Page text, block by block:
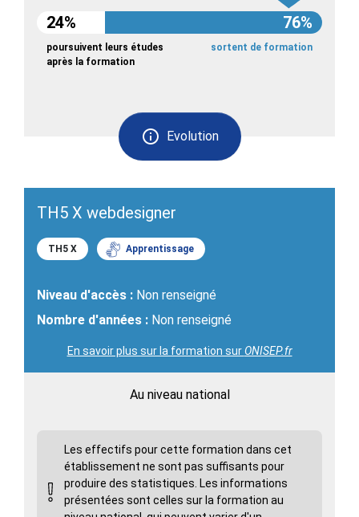
Evolution
24% 76%
poursuivent leurs études
après la formation
sortent de formation
TH5 X webdesigner
TH5 X Apprentissage
Niveau d'accès : Non renseigné
Nombre d'années : Non renseigné
En savoir plus sur la formation surONISEP.fr
Au niveau national
Les effectifs pour cette formation dans cet
établissement ne sont pas suffisants pour
produire des statistiques. Les informations
présentées sont celles sur la formation au